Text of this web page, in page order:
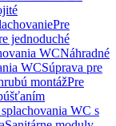
Pre
jednoduché
WCNáhradné
WCSúprava pre
montážPre
WC s